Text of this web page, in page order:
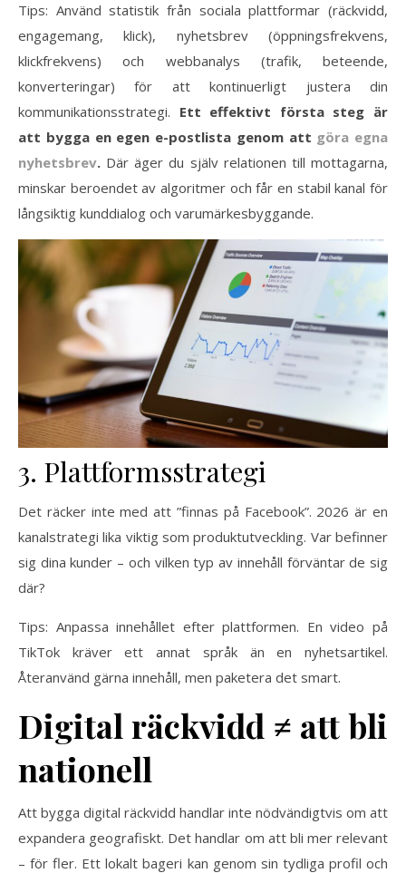
Tips: Använd statistik från sociala plattformar (räckvidd,
engagemang, klick), nyhetsbrev (öppningsfrekvens,
klickfrekvens) och webbanalys (trafik, beteende,
konverteringar) för att kontinuerligt justera din
kommunikationsstrategi. Ett effektivt första steg är
att bygga en egen e-postlista genom att göra egna
nyhetsbrev. Där äger du själv relationen till mottagarna,
minskar beroendet av algoritmer och får en stabil kanal för
långsiktig kunddialog och varumärkesbyggande.
3. Plattformsstrategi
Det räcker inte med att ”finnas på Facebook”. 2026 är en
kanalstrategi lika viktig som produktutveckling. Var befinner
sig dina kunder – och vilken typ av innehåll förväntar de sig
där?
Tips: Anpassa innehållet efter plattformen. En video på
TikTok kräver ett annat språk än en nyhetsartikel.
Återanvänd gärna innehåll, men paketera det smart.
Digital räckvidd ≠ att bli
nationell
Att bygga digital räckvidd handlar inte nödvändigtvis om att
expandera geografiskt. Det handlar om att bli mer relevant
– för fler. Ett lokalt bageri kan genom sin tydliga profil och